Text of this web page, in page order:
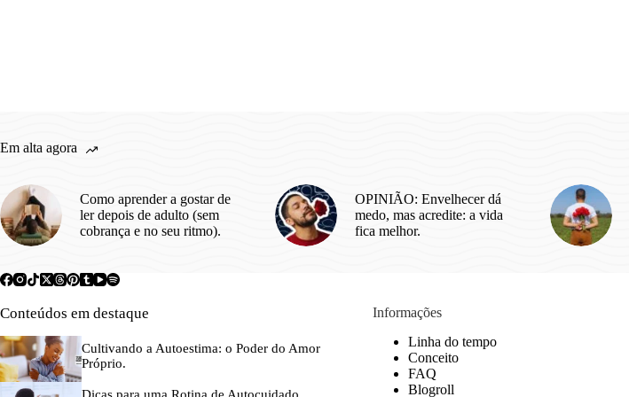
Em alta agora
Como aprender a gostar de
ler depois de adulto (sem
cobrança e no seu ritmo).
OPINIÃO: Envelhecer dá
medo, mas acredite: a vida
fica melhor.
Conteúdos em destaque
Cultivando a Autoestima: o Poder do Amor
Próprio.
Dicas para uma Rotina de Autocuidado
Informações
Linha do tempo
Conceito
FAQ
Blogroll